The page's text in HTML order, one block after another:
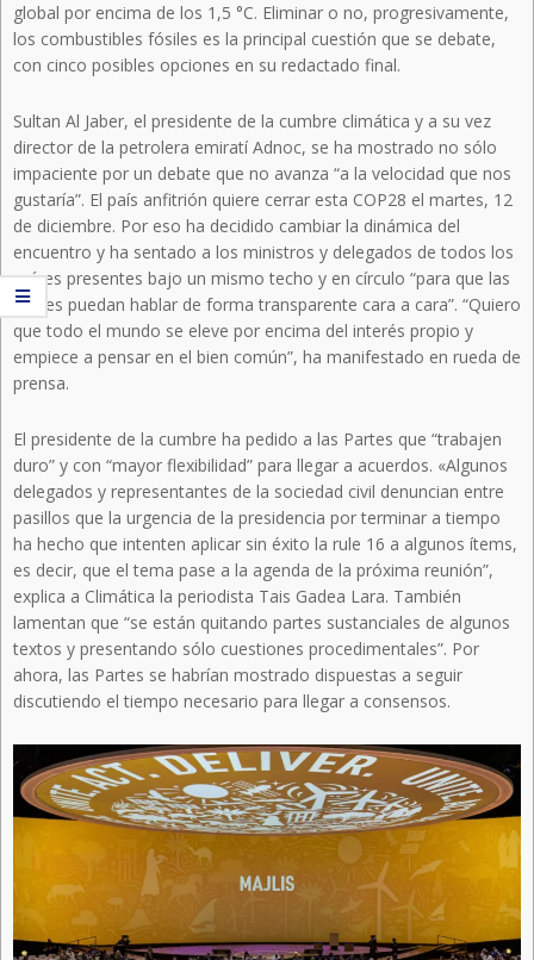
global por encima de los 1,5 °C. Eliminar o no, progresivamente,
los combustibles fósiles es la principal cuestión que se debate,
con cinco posibles opciones en su redactado final.
Sultan Al Jaber, el presidente de la cumbre climática y a su vez
director de la petrolera emiratí Adnoc, se ha mostrado no sólo
impaciente por un debate que no avanza “a la velocidad que nos
gustaría”. El país anfitrión quiere cerrar esta COP28 el martes, 12
de diciembre. Por eso ha decidido cambiar la dinámica del
encuentro y ha sentado a los ministros y delegados de todos los
países presentes bajo un mismo techo y en círculo “para que las
Partes puedan hablar de forma transparente cara a cara”. “Quiero
que todo el mundo se eleve por encima del interés propio y
empiece a pensar en el bien común”, ha manifestado en rueda de
prensa.
El presidente de la cumbre ha pedido a las Partes que “trabajen
duro” y con “mayor flexibilidad” para llegar a acuerdos. «Algunos
delegados y representantes de la sociedad civil denuncian entre
pasillos que la urgencia de la presidencia por terminar a tiempo
ha hecho que intenten aplicar sin éxito la rule 16 a algunos ítems,
es decir, que el tema pase a la agenda de la próxima reunión”,
explica a Climática la periodista Tais Gadea Lara. También
lamentan que “se están quitando partes sustanciales de algunos
textos y presentando sólo cuestiones procedimentales”. Por
ahora, las Partes se habrían mostrado dispuestas a seguir
discutiendo el tiempo necesario para llegar a consensos.